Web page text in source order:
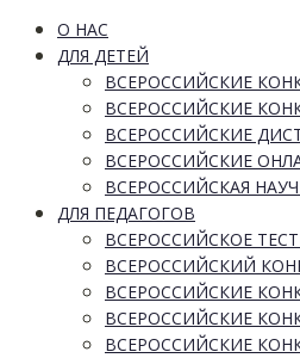
О НАС
ДЛЯ ДЕТЕЙ
ВСЕРОССИЙСКИЕ
ВСЕРОССИЙСКИЕ
ВСЕРОССИЙСКИЕ
ВСЕРОССИЙСКИЕ
ВСЕРОССИЙСКАЯ
ДЛЯ ПЕДАГОГОВ
ВСЕРОССИЙСКОЕ
ВСЕРОССИЙСКИЙ
ВСЕРОССИЙСКИЕ
ВСЕРОССИЙСКИЕ
ВСЕРОССИЙСКИЕ